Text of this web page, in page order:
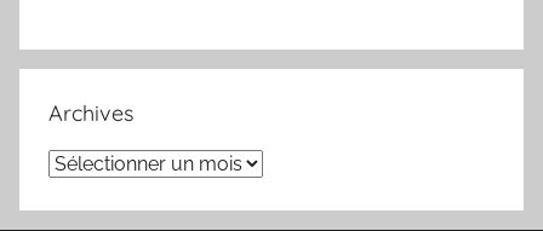
Archives
Archives